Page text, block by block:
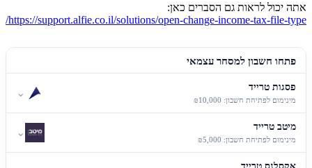
אתה יכול לראות גם הסברים כאן:
https://support.alfie.co.il/solutions/open-change-income-tax-file-type/
פתחו חשבון למסחר עצמאי
פסגות טרייד
מינימום לפתיחת חשבון: ₪10,000
⌄
מיטב טרייד
מינימום לפתיחת חשבון: ₪5,000
⌄